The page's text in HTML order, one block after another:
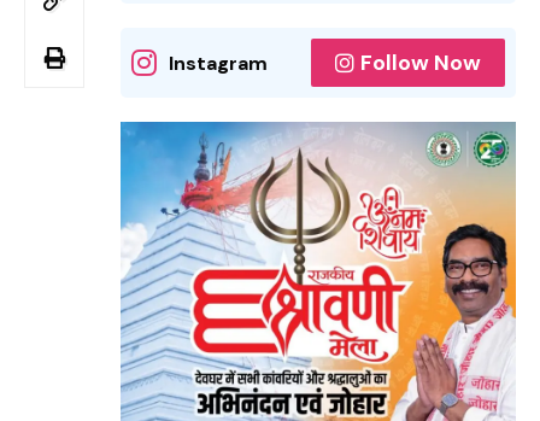
Instagram Follow Now